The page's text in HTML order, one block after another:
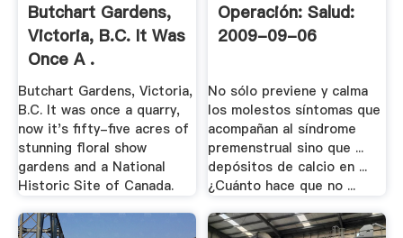
Butchart Gardens,
Victoria, B.C. It Was
Once A .
Butchart Gardens, Victoria,
B.C. It was once a quarry,
now it's fifty-five acres of
stunning floral show
gardens and a National
Historic Site of Canada.
Operación: Salud:
2009-09-06
No sólo previene y calma
los molestos síntomas que
acompañan al síndrome
premenstrual sino que ...
depósitos de calcio en ...
¿Cuánto hace que no ...